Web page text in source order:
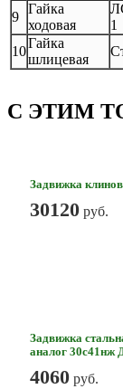
9
Гайка
ходовая
1
10
Гайка
шлицевая
С ЭТИМ
Задвижка
30120 руб.
Задвижка
аналог 30с41нж
4060 руб.